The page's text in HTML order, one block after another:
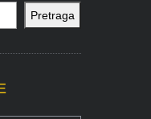
Pretraga